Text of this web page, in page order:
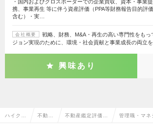
・国内およびクロスボーダーでの企業買収、資本・事業提
携、事業再生 等に伴う資産評価（PPA等財務報告目的評
含む）・実…
会社概要
戦略、財務、M&A・再生の高い専門性をも
ジョン実現のために、環境・社会貢献と事業成長の両立
興味あり
ハイクラ 不動産 不動産鑑定評価 管理職・マネ